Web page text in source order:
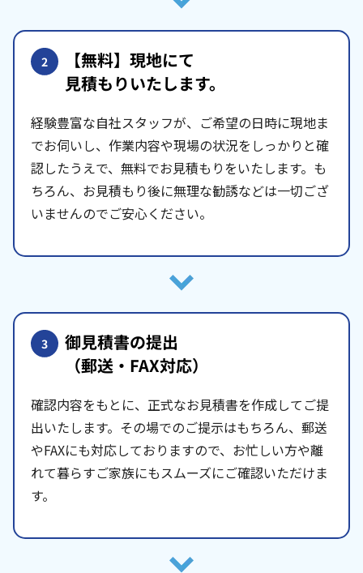
2 【無料】現地にて
見積もりいたします。
経験豊富な自社スタッフが、ご希望の日時に現地ま
でお伺いし、作業内容や現場の状況をしっかりと確
認したうえで、無料でお見積もりをいたします。も
ちろん、お見積もり後に無理な勧誘などは一切ござ
いませんのでご安心ください。
3 御見積書の提出
（郵送・FAX対応）
確認内容をもとに、正式なお見積書を作成してご提
出いたします。その場でのご提示はもちろん、郵送
やFAXにも対応しておりますので、お忙しい方や離
れて暮らすご家族にもスムーズにご確認いただけま
す。